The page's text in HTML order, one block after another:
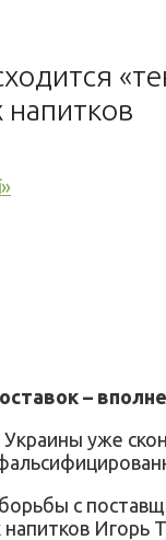
–
Украины уже
с
Игорь